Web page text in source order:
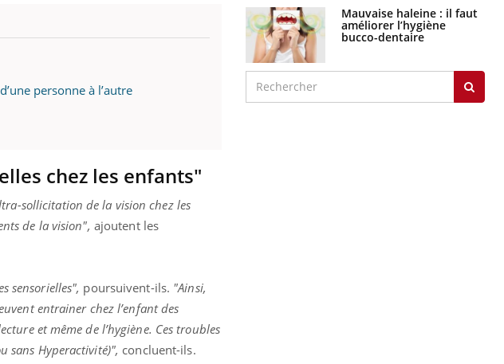
personne à l’autre
chez les enfants"
sollicitation de la vision chez les
de la vision", ajoutent les
sensorielles", poursuivent-ils. "Ainsi,
entrainer chez l’enfant des
et même de l’hygiène. Ces troubles
sans Hyperactivité)", concluent-ils.
Mauvaise haleine : il faut
améliorer l’hygiène
bucco-dentaire